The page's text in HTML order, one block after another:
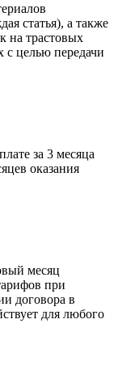
статья), а также
на трастовых
с целью передачи
за 3 месяца
оказания
месяц
при
договора в
для любого